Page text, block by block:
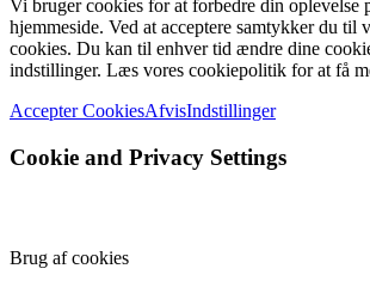
Vi bruger cookies for at forbedre din oplevelse
hjemmeside. Ved at acceptere samtykker du til
cookies. Du kan til enhver tid ændre dine
indstillinger. Læs vores cookiepolitik for at få
Accepter CookiesAfvisIndstillinger
Cookie and Privacy Settings
Brug af cookies